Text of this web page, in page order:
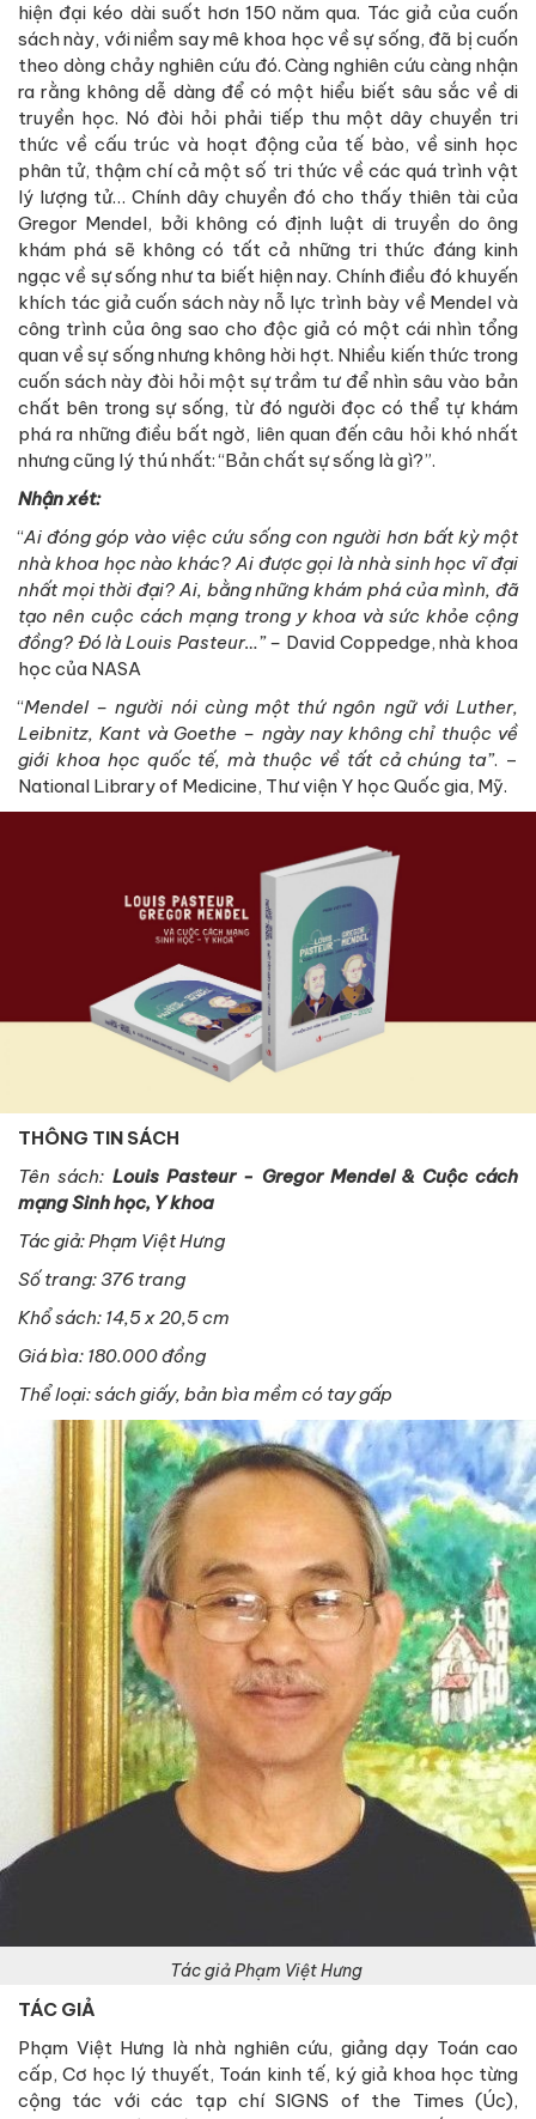
hiện đại kéo dài suốt hơn 150 năm qua. Tác giả của cuốn
sách này, với niềm say mê khoa học về sự sống, đã bị cuốn
theo dòng chảy nghiên cứu đó. Càng nghiên cứu càng nhận
ra rằng không dễ dàng để có một hiểu biết sâu sắc về di
truyền học. Nó đòi hỏi phải tiếp thu một dây chuyền tri
thức về cấu trúc và hoạt động của tế bào, về sinh học
phân tử, thậm chí cả một số tri thức về các quá trình vật
lý lượng tử… Chính dây chuyền đó cho thấy thiên tài của
Gregor Mendel, bởi không có định luật di truyền do ông
khám phá sẽ không có tất cả những tri thức đáng kinh
ngạc về sự sống như ta biết hiện nay. Chính điều đó khuyến
khích tác giả cuốn sách này nỗ lực trình bày về Mendel và
công trình của ông sao cho độc giả có một cái nhìn tổng
quan về sự sống nhưng không hời hợt. Nhiều kiến thức trong
cuốn sách này đòi hỏi một sự trầm tư để nhìn sâu vào bản
chất bên trong sự sống, từ đó người đọc có thể tự khám
phá ra những điều bất ngờ, liên quan đến câu hỏi khó nhất
nhưng cũng lý thú nhất: “Bản chất sự sống là gì?”.
Nhận xét:
“Ai đóng góp vào việc cứu sống con người hơn bất kỳ một
nhà khoa học nào khác? Ai được gọi là nhà sinh học vĩ đại
nhất mọi thời đại? Ai, bằng những khám phá của mình, đã
tạo nên cuộc cách mạng trong y khoa và sức khỏe cộng
đồng? Đó là Louis Pasteur…” – David Coppedge, nhà khoa
học của NASA
“Mendel – người nói cùng một thứ ngôn ngữ với Luther,
Leibnitz, Kant và Goethe – ngày nay không chỉ thuộc về
giới khoa học quốc tế, mà thuộc về tất cả chúng ta”. –
National Library of Medicine, Thư viện Y học Quốc gia, Mỹ.
THÔNG TIN SÁCH
Tên sách: Louis Pasteur - Gregor Mendel & Cuộc cách
mạng Sinh học, Y khoa
Tác giả: Phạm Việt Hưng
Số trang: 376 trang
Khổ sách: 14,5 x 20,5 cm
Giá bìa: 180.000 đồng
Thể loại: sách giấy, bản bìa mềm có tay gấp
Tác giả Phạm Việt Hưng
TÁC GIẢ
Phạm Việt Hưng là nhà nghiên cứu, giảng dạy Toán cao
cấp, Cơ học lý thuyết, Toán kinh tế, ký giả khoa học từng
cộng tác với các tạp chí SIGNS of the Times (Úc),